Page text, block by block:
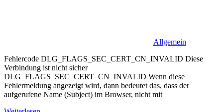
Allgemein
Fehlercode DLG_FLAGS_SEC_CERT_CN_INVALID Diese
Verbindung ist nicht sicher
DLG_FLAGS_SEC_CERT_CN_INVALID Wenn diese
Fehlermeldung angezeigt wird, dann bedeutet das, dass der
aufgerufene Name (Subject) im Browser, nicht mit